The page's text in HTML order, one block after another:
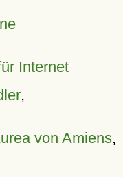
Internet
,
von Amiens,